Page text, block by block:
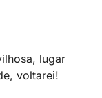
lugar
voltarei!